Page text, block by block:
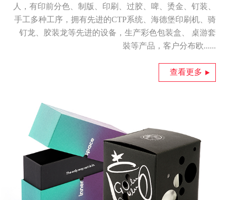
人，有印前分色、制版、印刷、过胶、啤、烫金、钉装、
手工多种工序，拥有先进的CTP系统、海德堡印刷机、骑
钉龙、胶装龙等先进的设备，生产彩色包装盒、 桌游套
裝等产品，客户分布欧......
查看更多